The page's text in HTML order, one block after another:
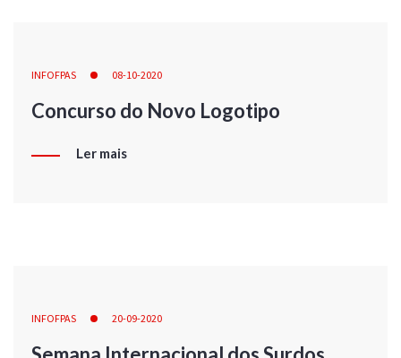
INFOFPAS 08-10-2020
Concurso do Novo Logotipo
Ler mais
INFOFPAS 20-09-2020